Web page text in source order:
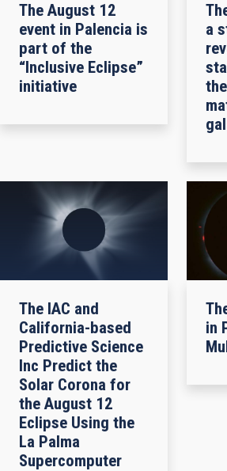
The August 12
event in Palencia is
part of the
“Inclusive Eclipse”
initiative
a
The IAC and
California-based
Predictive Science
Inc Predict the
Solar Corona for
the August 12
Eclipse Using the
La Palma
Supercomputer
in